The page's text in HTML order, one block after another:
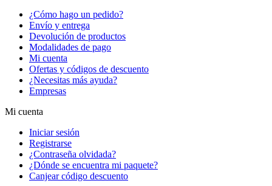
¿Cómo hago un pedido?
Envío y entrega
Devolución de productos
Modalidades de pago
Mi cuenta
Ofertas y códigos de descuento
¿Necesitas más ayuda?
Empresas
Mi cuenta
Iniciar sesión
Registrarse
¿Contraseña olvidada?
¿Dónde se encuentra mi paquete?
Canjear código descuento